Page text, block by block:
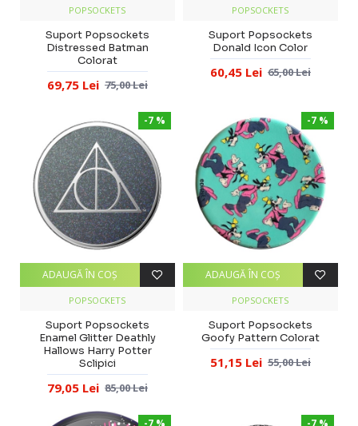
POPSOCKETS
Suport Popsockets
Distressed Batman
Colorat
69,75 Lei 75,00 Lei
POPSOCKETS
Suport Popsockets
Donald Icon Color
60,45 Lei 65,00 Lei
-7 %
POPSOCKETS
Suport Popsockets
Enamel Glitter Deathly
Hallows Harry Potter
Sclipici
79,05 Lei 85,00 Lei
ADAUGĂ ÎN COŞ
-7 %
POPSOCKETS
Suport Popsockets
Goofy Pattern Colorat
51,15 Lei 55,00 Lei
ADAUGĂ ÎN COŞ
-7 % -7 %